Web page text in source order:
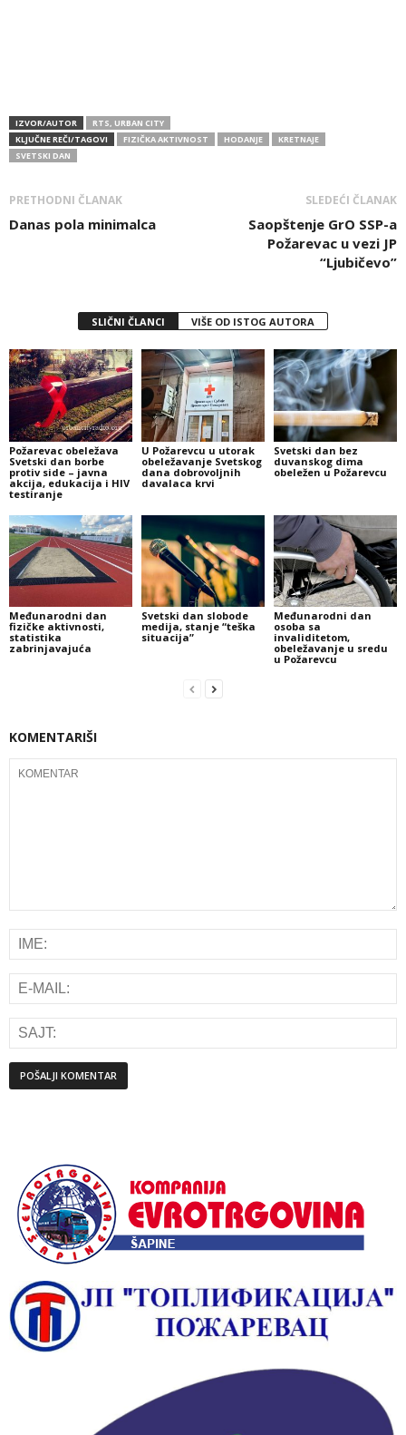
IZVOR/AUTOR
RTS, URBAN CITY
KLJUČNE REČI/TAGOVI
FIZIČKA AKTIVNOST HODANJE
KRETNAJE
SVETSKI DAN
PRETHODNI ČLANAK
Danas pola minimalca
SLEDEĆI ČLANAK
Saopštenje GrO SSP-a
Požarevac u vezi JP
“Ljubičevo”
SLIČNI ČLANCI VIŠE OD ISTOG AUTORA
Požarevac obeležava
Svetski dan borbe
protiv side – javna
akcija, edukacija i HIV
testiranje
U Požarevcu u utorak
obeležavanje Svetskog
dana dobrovoljnih
davalaca krvi
Svetski dan bez
duvanskog dima
obeležen u Požarevcu
Međunarodni dan
fizičke aktivnosti,
statistika
zabrinjavajuća
Svetski dan slobode
medija, stanje “teška
situacija”
Međunarodni dan
osoba sa
invaliditetom,
obeležavanje u sredu
u Požarevcu
KOMENTARIŠI